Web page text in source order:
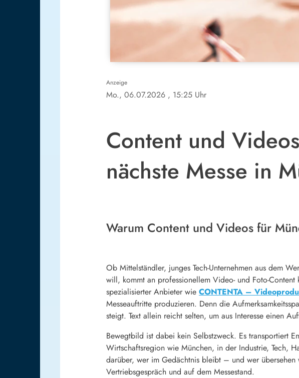
Anzeige
Mo., 06.07.2026 , 15:25 Uhr
Content und
nächste Messe in
Warum Content und Videos für
Ob Mittelständler, junges Tech-Unternehmen aus dem
will, kommt an professionellem Video- und Foto-
spezialisierter Anbieter wie CONTENTA –
Messeauftritte produzieren. Denn die
steigt. Text allein reicht selten, um aus Interesse einen
Bewegtbild ist dabei kein Selbstzweck. Es transportiert
Wirtschaftsregion wie München, in der Industrie, Tech,
darüber, wer im Gedächtnis bleibt – und wer
Vertriebsgespräch und auf dem Messestand.